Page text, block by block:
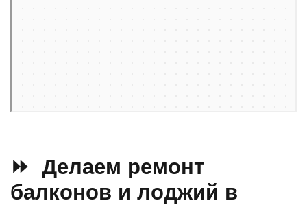
⏩ Делаем ремонт
балконов и лоджий в